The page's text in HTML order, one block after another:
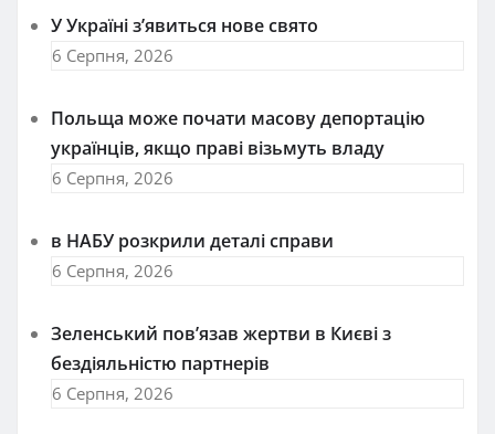
У Україні з’явиться нове свято
6 Серпня, 2026
Польща може почати масову депортацію
українців, якщо праві візьмуть владу
6 Серпня, 2026
в НАБУ розкрили деталі справи
6 Серпня, 2026
Зеленський пов’язав жертви в Києві з
бездіяльністю партнерів
6 Серпня, 2026